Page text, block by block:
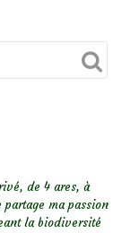
de 4 ares, à
ma passion
la biodiversité